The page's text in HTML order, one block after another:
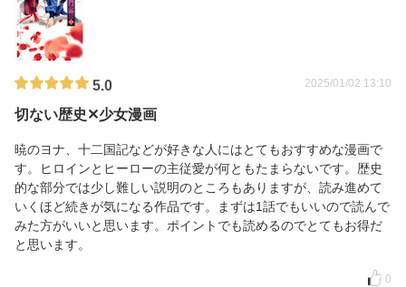
5.0 2025/01/02 13:10
切ない歴史✕少女漫画
暁のヨナ、十二国記などが好きな人にはとてもおすすめな漫画で
す。ヒロインとヒーローの主従愛が何ともたまらないです。歴史
的な部分では少し難しい説明のところもありますが、読み進めて
いくほど続きが気になる作品です。まずは1話でもいいので読んで
みた方がいいと思います。ポイントでも読めるのでとてもお得だ
と思います。
0